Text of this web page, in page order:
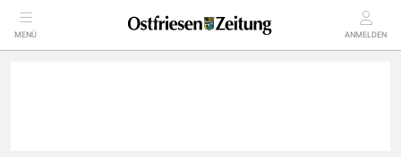
MENÜ ANMELDEN